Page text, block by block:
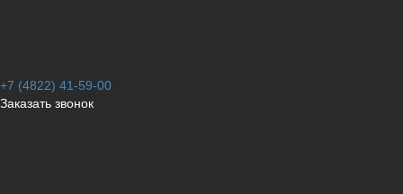
+7 (4822) 41-59-00
Заказать звонок